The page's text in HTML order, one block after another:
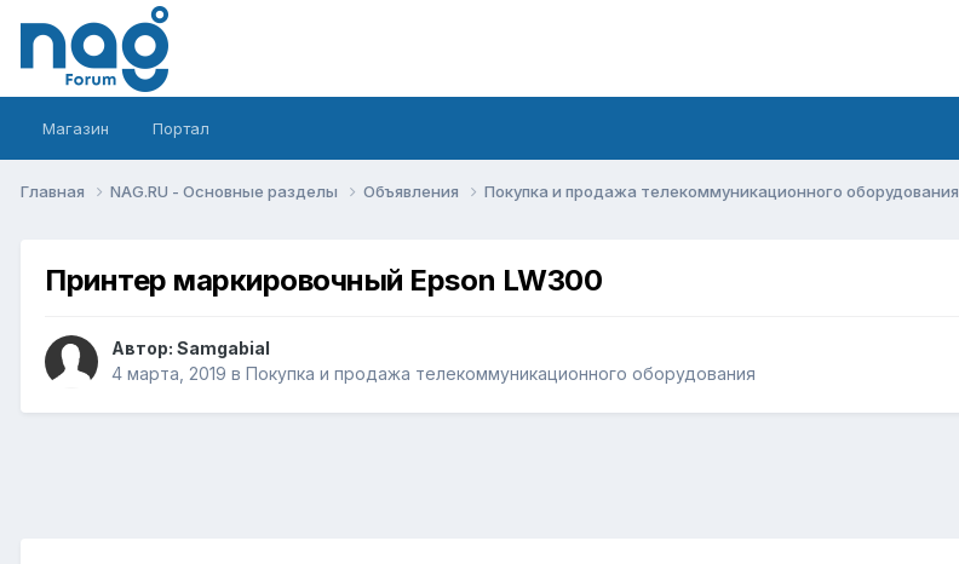
Магазин Портал
Главная NAG.RU - Основные разделы Объявления Покупка и продажа телекоммуникационного оборудования
Принтер маркировочный Epson LW300
Автор: Samgabial
4 марта, 2019 в Покупка и продажа телекоммуникационного оборудования